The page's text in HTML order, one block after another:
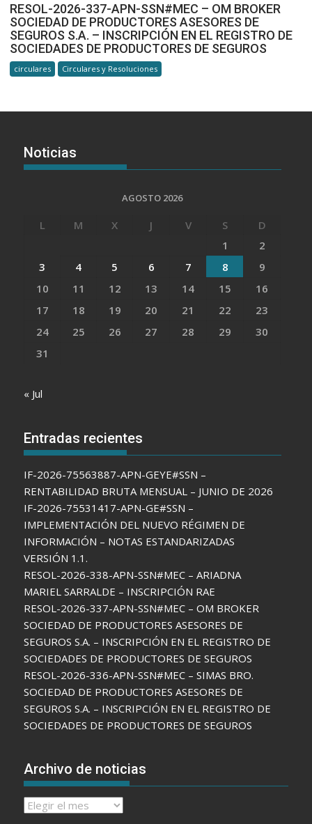
RESOL-2026-337-APN-SSN#MEC – OM BROKER
SOCIEDAD DE PRODUCTORES ASESORES DE
SEGUROS S.A. – INSCRIPCIÓN EN EL REGISTRO DE
SOCIEDADES DE PRODUCTORES DE SEGUROS
circulares Circulares y Resoluciones
Noticias
AGOSTO 2026
L M X J V S
D
1
2
3
4 5 6 7 8
9
10
11 12 13 14 15
16
17
18 19 20 21 22
23
24
25 26 27 28 29
30
31
« Jul
Entradas recientes
IF-2026-75563887-APN-GEYE#SSN –
RENTABILIDAD BRUTA MENSUAL – JUNIO DE 2026
IF-2026-75531417-APN-GE#SSN –
IMPLEMENTACIÓN DEL NUEVO RÉGIMEN DE
INFORMACIÓN – NOTAS ESTANDARIZADAS
VERSIÓN 1.1.
RESOL-2026-338-APN-SSN#MEC – ARIADNA
MARIEL SARRALDE – INSCRIPCIÓN RAE
RESOL-2026-337-APN-SSN#MEC – OM BROKER
SOCIEDAD DE PRODUCTORES ASESORES DE
SEGUROS S.A. – INSCRIPCIÓN EN EL REGISTRO DE
SOCIEDADES DE PRODUCTORES DE SEGUROS
RESOL-2026-336-APN-SSN#MEC – SIMAS BRO.
SOCIEDAD DE PRODUCTORES ASESORES DE
SEGUROS S.A. – INSCRIPCIÓN EN EL REGISTRO DE
SOCIEDADES DE PRODUCTORES DE SEGUROS
Archivo de noticias
Archivo